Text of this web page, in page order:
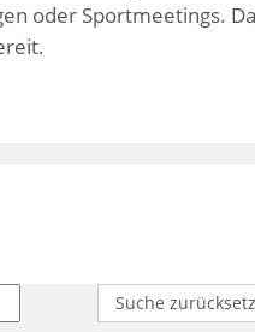
oder Sportmeetings.
Suche